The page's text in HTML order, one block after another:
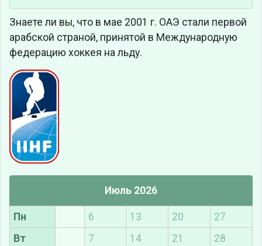
Знаете ли вы, что в мае 2001 г. ОАЭ стали первой
арабской страной, принятой в Международную
федерацию хоккея на льду.
Июль 2026
Пн 6 13 20
27
Вт
7 14 21 28